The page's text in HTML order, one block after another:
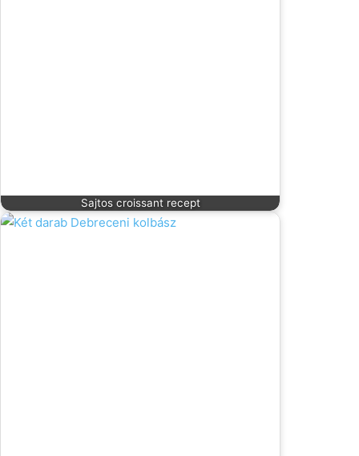
Sajtos croissant recept